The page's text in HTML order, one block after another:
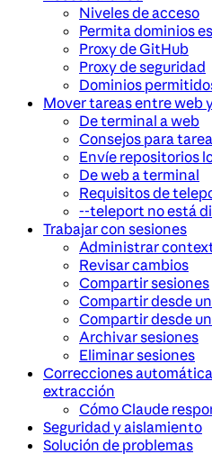
Niveles de acceso
Permita dominios
Proxy de GitHub
Proxy de seguridad
Dominios
Mover tareas entre web
De terminal a web
Consejos para
Envíe repositorios
De web a terminal
Requisitos de
--teleport no está
Trabajar con sesiones
Administrar
Revisar cambios
Compartir sesiones
Compartir desde
Compartir desde
Archivar sesiones
Eliminar sesiones
Correcciones
extracción
Cómo Claude
Seguridad y aislamiento
Solución de problemas